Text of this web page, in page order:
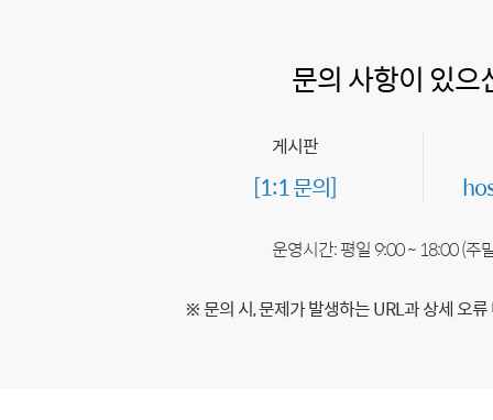
문의 사항이 있으
게시판
[1:1 문의]
운영시간: 평일 9:00 ~ 18:00 (주
※ 문의 시, 문제가 발생하는 URL과 상세 오